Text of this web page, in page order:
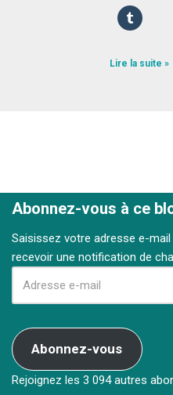
Lire la suite »
Abonnez-vous à ce
Saisissez votre adresse e-
recevoir une notification de
Abonnez-vous
Rejoignez les 3 094 autres